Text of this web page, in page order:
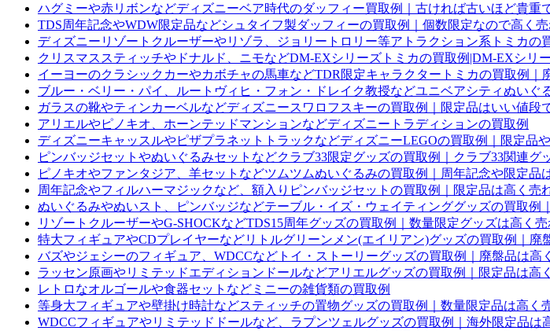
ハグミーや赤リボンなどディズニーベア時代のダッフィー買取例｜古ければ古いほど貴重
TDS周年記念やWDW限定品などシュタイフ製ダッフィーの買取例｜個数限定なので高く売
ディズニーリゾートクルーザーやリゾラ、ジョリートロリー等アトラクション系トミカの
クリスマススティッチやドナルド、ニモなどDM-EXシリーズトミカの買取例|DM-EXシリ
イーヨーのクラシックカーやカボチャの馬車などTDR限定キャラクタートミカの買取例｜
ブルー・ベリー・パイ、ルートヴィヒ・フォン・ドレイク教授などユニベアシティぬいぐ
ガラスの靴やティンカーベルなどディズニースワロフスキーの買取例｜限定品はいい値段
アリエルやピノキオ、ホーンテッドマンションなどディズニートラディションの買取例
ディズニーキャッスルやピザプラネットトラックなどディズニーLEGOの買取例｜限定品
ピンバッジセットやぬいぐるみセットなどクラブ33限定グッズの買取例｜クラブ33関連グ
ピノキオやファンタジア、羊セットなどツムツムぬいぐるみの買取例｜周年記念や限定品
周年記念やフィルハーマジックなど、額入りピンバッジセットの買取例｜限定品は高く売
ぬいぐるみやぬいスト、ピンバッジなどテーブル・イズ・ウェイティンググッズの買取例
リゾートクルーザーやG-SHOCKなどTDS15周年グッズの買取例｜数量限定グッズは高く売
特大フィギュアやCDプレイヤーなどリトルグリーンメン(エイリアン)グッズの買取例｜廃
バズやジェシーのフィギュア、WDCCなどトイ・ストーリーグッズの買取例｜廃盤品は高
ラッセン原画やリミテッドエディションドールなどアリエルグッズの買取例｜限定品は高
レトロなオルゴールや食器セットなどミニーの雑貨類の買取例
等身大フィギュアや壁掛け時計などスティッチの置物グッズの買取例｜数量限定品は高く
WDCCフィギュアやリミテッドドールなど、ラプンツェルグッズの買取例｜海外限定品は